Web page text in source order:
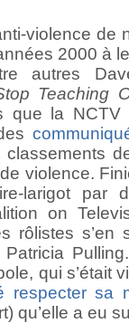
violence de
2000 à
autres
Teaching
la NCTV
violence.
larigot par
on
rôlistes s’en
qui s’était
respecter sa
qu’elle a eu